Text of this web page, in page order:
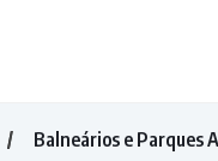
Balneários e Parques